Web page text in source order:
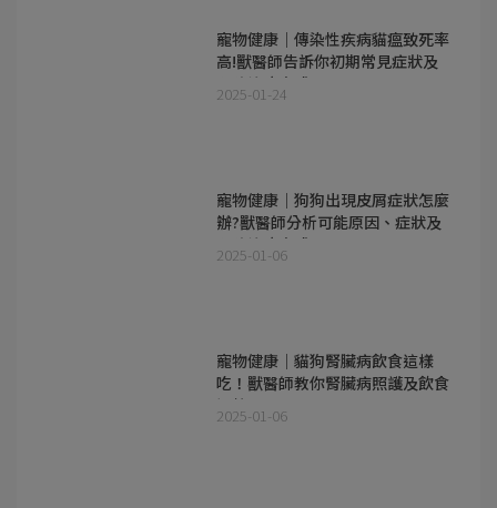
寵物健康｜傳染性疾病貓瘟致死率
高!獸醫師告訴你初期常見症狀及
預防治療方式
2025-01-24
寵物健康｜狗狗出現皮屑症狀怎麼
辦?獸醫師分析可能原因、症狀及
預防治療方式
2025-01-06
寵物健康｜貓狗腎臟病飲食這樣
吃！獸醫師教你腎臟病照護及飲食
調整
2025-01-06